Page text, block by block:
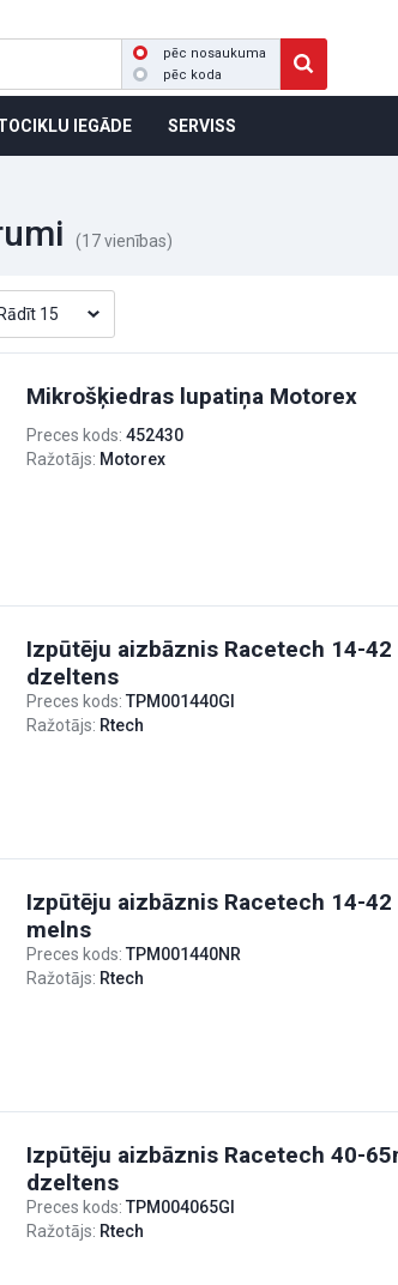
pēc nosaukuma
pēc koda
IEGĀDE SERVISS
(17 vienības)
Mikrošķiedras lupatiņa Motorex
Preces kods: 452430
Ražotājs: Motorex
Izpūtēju aizbāznis Racetech 14-42
dzeltens
Preces kods: TPM001440GI
Ražotājs: Rtech
Izpūtēju aizbāznis Racetech 14-42
melns
Preces kods: TPM001440NR
Ražotājs: Rtech
Izpūtēju aizbāznis Racetech 40-
dzeltens
Preces kods: TPM004065GI
Ražotājs: Rtech